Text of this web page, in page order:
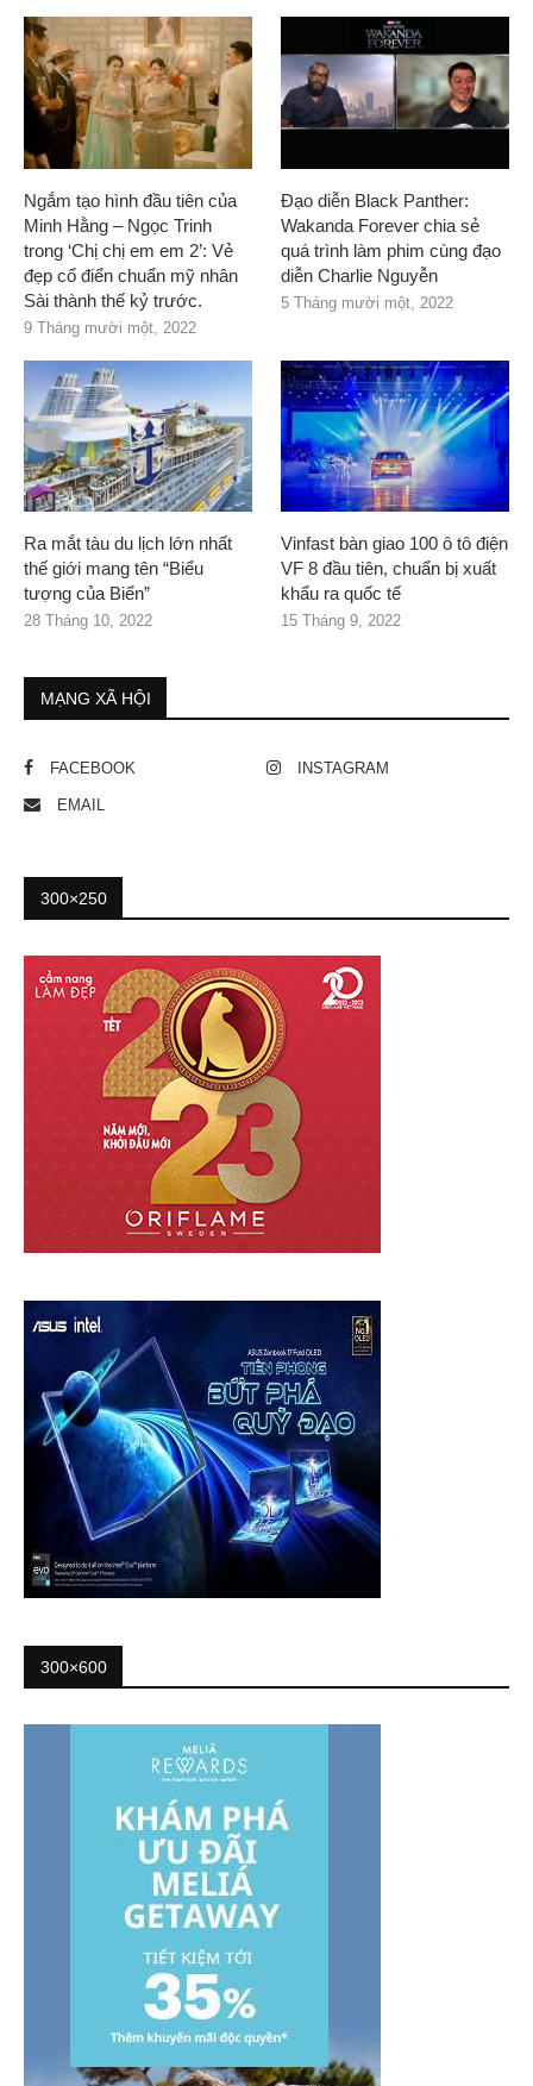
Ngắm tạo hình đầu tiên của
Minh Hằng – Ngọc Trinh
trong ‘Chị chị em em 2’: Vẻ
đẹp cổ điển chuẩn mỹ nhân
Sài thành thế kỷ trước.
9 Tháng mười một, 2022
Đạo diễn Black Panther:
Wakanda Forever chia sẻ
quá trình làm phim cùng đạo
diễn Charlie Nguyễn
5 Tháng mười một, 2022
Ra mắt tàu du lịch lớn nhất
thế giới mang tên “Biểu
tượng của Biển”
28 Tháng 10, 2022
Vinfast bàn giao 100 ô tô điện
VF 8 đầu tiên, chuẩn bị xuất
khẩu ra quốc tế
15 Tháng 9, 2022
MẠNG XÃ HỘI
FACEBOOK INSTAGRAM
EMAIL
300×250
300×600